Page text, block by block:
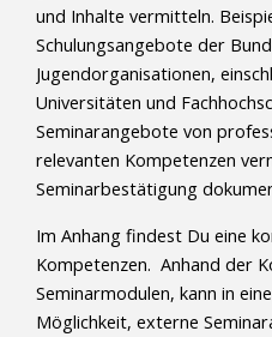
und Inhalte vermitteln.
Schulungsangebote der
Jugendorganisationen,
Universitäten und
Seminarangebote von
relevanten Kompetenzen
Seminarbestätigung
Im Anhang findest Du eine
Kompetenzen. Anhand der
Seminarmodulen, kann in
Möglichkeit, externe